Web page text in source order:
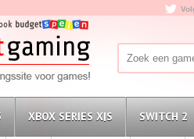
XBOX SERIES X|S SWITCH 2